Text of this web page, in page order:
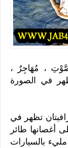
، مُهَاجِرٌ ،
في الصورة
تظهر في
أغصانها طائر
بالسيارات